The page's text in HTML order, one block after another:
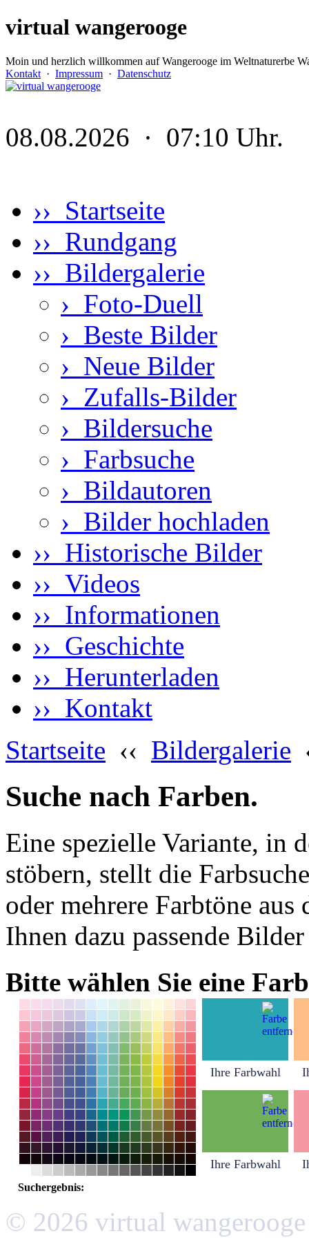
virtual wangerooge
Moin und herzlich willkommen auf Wangerooge im Weltnaturerbe
Kontakt · Impressum · Datenschutz
08.08.2026 · 07:10 Uhr.
›› Startseite
›› Rundgang
›› Bildergalerie
› Foto-Duell
› Beste Bilder
› Neue Bilder
› Zufalls-Bilder
› Bildersuche
› Farbsuche
› Bildautoren
› Bilder hochladen
›› Historische Bilder
›› Videos
›› Informationen
›› Geschichte
›› Herunterladen
›› Kontakt
Startseite ‹‹ Bildergalerie
Suche nach Farben.
Eine spezielle Variante, in
stöbern, stellt die
oder mehrere Farbtöne
Ihnen dazu passende
Bitte wählen Sie eine
Ihre Farbwahl
Ihre Farbwahl
Suchergebnis:
© 2026 virtual wangerooge